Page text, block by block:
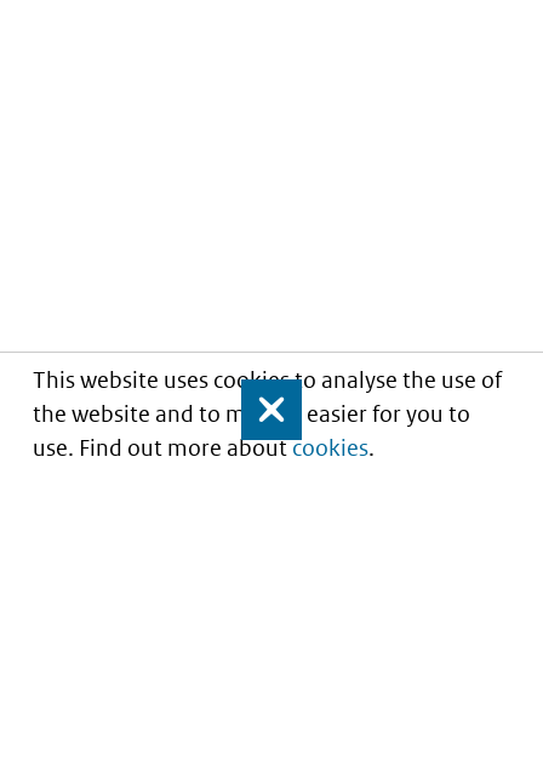
This website uses cookies to analyse the use of
the website and to make it easier for you to
use. Find out more aboutcookies.
Close